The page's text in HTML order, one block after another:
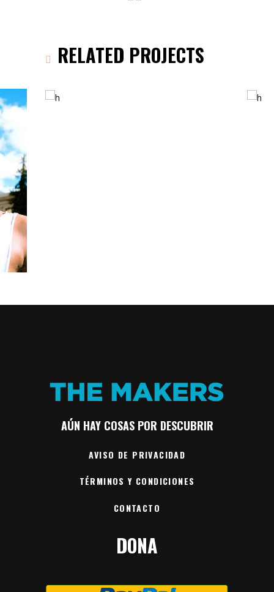
RELATED PROJECTS
AÚN HAY COSAS POR DESCUBRIR
AVISO DE PRIVACIDAD
TÉRMINOS Y CONDICIONES
CONTACTO
DONA